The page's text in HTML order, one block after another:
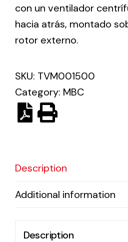
Ventilación
Amplia gama de ventiladores y
different uses
con un ventilador
hacia atrás, montado
rotor externo.
SKU: TVM001500
Category: MBC
Description
Additional information
Description